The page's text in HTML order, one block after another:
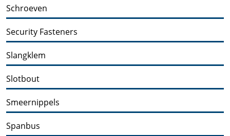
Schroeven
Security Fasteners
Slangklem
Slotbout
Smeernippels
Spanbus